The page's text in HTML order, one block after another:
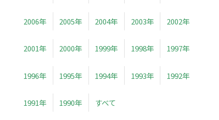
2006年 2005年 2004年 2003年 2002年
2001年 2000年 1999年 1998年 1997年
1996年 1995年 1994年 1993年 1992年
1991年 1990年 すべて